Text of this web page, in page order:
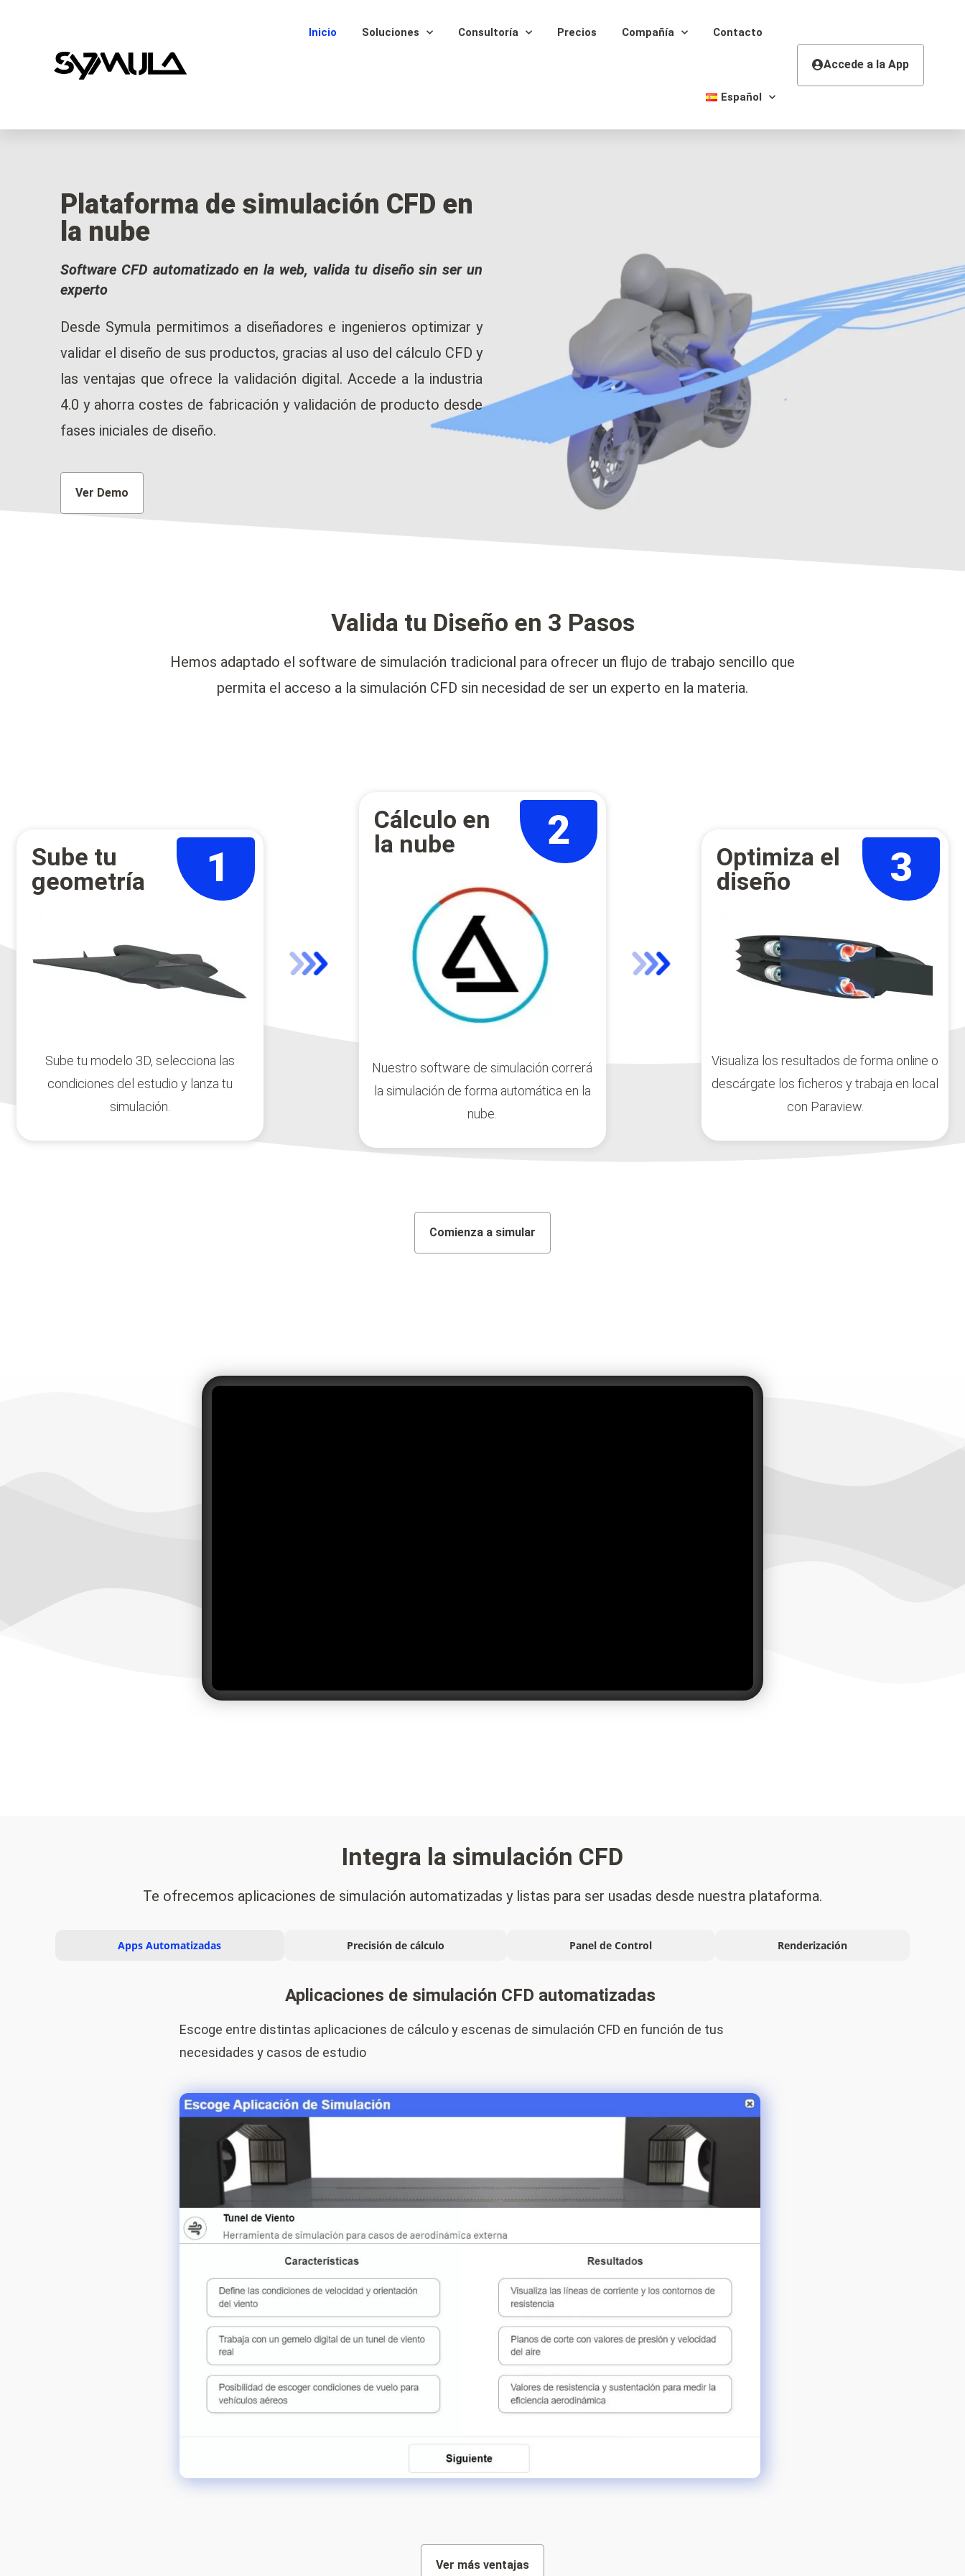
Inicio Soluciones Consultoría Precios Compañía Contacto
Español
Accede a la App
Plataforma de simulación CFD en
la nube
Software CFD automatizado en la web, valida tu diseño sin ser un
experto
Desde Symula permitimos a diseñadores e ingenieros optimizar y
validar el diseño de sus productos, gracias al uso del cálculo CFD y
las ventajas que ofrece la validación digital. Accede a la industria
4.0 y ahorra costes de fabricación y validación de producto desde
fases iniciales de diseño.
Ver Demo
Valida tu Diseño en 3 Pasos
Hemos adaptado el software de simulación tradicional para ofrecer un flujo de trabajo sencillo que
permita el acceso a la simulación CFD sin necesidad de ser un experto en la materia.
Sube tu
geometría
Sube tu modelo 3D, selecciona las
condiciones del estudio y lanza tu
simulación.
Cálculo en
la nube
Nuestro software de simulación correrá
la simulación de forma automática en la
nube.
Optimiza el
diseño
Visualiza los resultados de forma online o
descárgate los ficheros y trabaja en local
con Paraview.
Comienza a simular
Integra la simulación CFD
Te ofrecemos aplicaciones de simulación automatizadas y listas para ser usadas desde nuestra plataforma.
Apps Automatizadas Precisión de cálculo Panel de Control Renderización
Aplicaciones de simulación CFD automatizadas
Escoge entre distintas aplicaciones de cálculo y escenas de simulación CFD en función de tus
necesidades y casos de estudio
Ver más ventajas